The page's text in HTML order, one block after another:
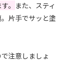
。 また、スティ
片手でサッと塗
注意しましょ